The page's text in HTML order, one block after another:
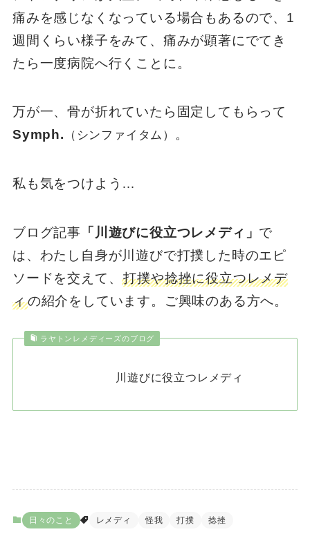
痛みを感じなくなっている場合もあるので、1
週間くらい様子をみて、痛みが顕著にでてき
たら一度病院へ行くことに。
万が一、骨が折れていたら固定してもらって
Symph. （シンファイタム） 。
私も気をつけよう…
ブログ記事 「川遊びに役立つレメディ」 で
は、わたし自身が川遊びで打撲した時のエピ
ソードを交えて、打撲や捻挫に役立つレメデ
ィの紹介をしています。ご興味のある方へ。
ラヤトンレメディーズのブログ
川遊びに役立つレメディ
日々のこと レメディ 怪我 打撲 捻挫